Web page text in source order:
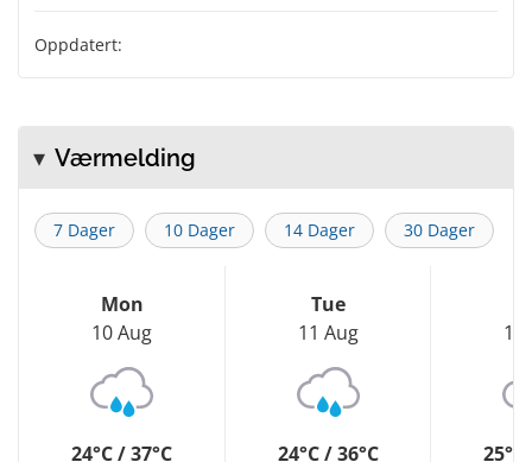
Oppdatert:
Værmelding
7 Dager 10 Dager 14 Dager 30 Dager
Mon
10 Aug
24°C / 37°C
Tue
11 Aug
24°C / 36°C
12
25°C